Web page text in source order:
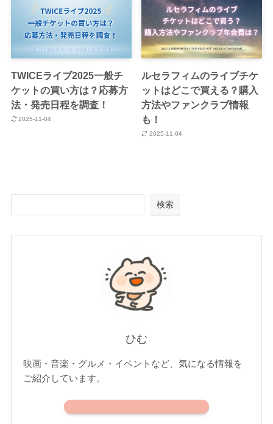
TWICEライブ2025一般チ
ケットの買い方は？応募方
法・発売日程を調査！
2025-11-04
ルセラフィムのライブチケ
ットはどこで買える？購入
方法やファンクラブ情報
も！
2025-11-04
検索
ひむ
映画・音楽・グルメ・イベントなど、気になる情報を
ご紹介しています。